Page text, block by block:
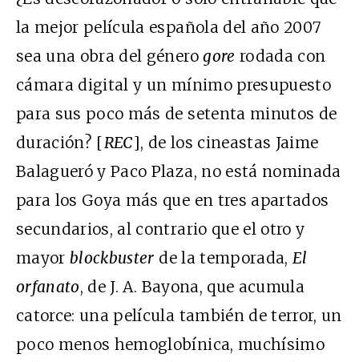
la mejor película española del año 2007
sea una obra del génerogore rodada con
cámara digital y un mínimo presupuesto
para sus poco más de setenta minutos de
duración? [REC], de los cineastas Jaime
Balagueró y Paco Plaza, no está nominada
para los Goya más que en tres apartados
secundarios, al contrario que el otro y
mayorblockbuster de la temporada, El
orfanato, de J. A. Bayona, que acumula
catorce: una película también de terror, un
poco menos hemoglobínica, muchísimo